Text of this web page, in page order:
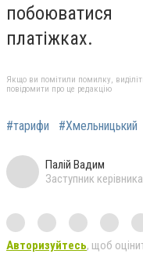
платіжках.
Якщо ви помітили помилку,
повідомити про це редакцію
#тарифи #Хмельницький
Палій Вадим
Заступник керівника
Авторизуйтесь, щоб